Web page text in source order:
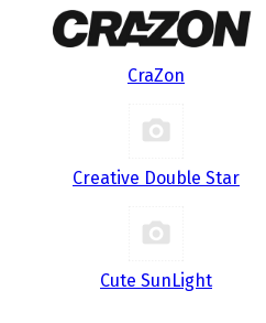
CraZon
Creative Double Star
Cute SunLight